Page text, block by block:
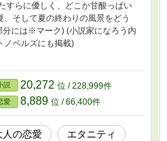
すらに優しく、どこか甘酸っぱい
、そして夏の終わりの風景をどう
分には※マーク) (小説家になろう内
ノベルズにも掲載)
説 20,272 位 / 228,999件
愛 8,889 位 / 66,400件
人の恋愛
エタニティ